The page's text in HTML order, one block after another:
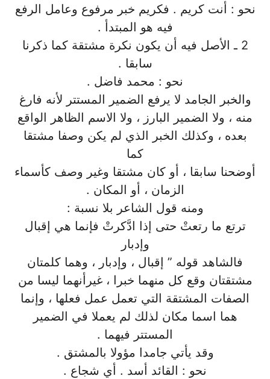
نحو : أنت كريم . فكريم خبر مرفوع وعامل الرفع
فيه هو المبتدأ .
2 ـ الأصل فيه أن يكون نكرة مشتقة كما ذكرنا
سابقا .
نحو : محمد فاضل .
والخبر الجامد لا يرفع الضمير المستتر لأنه فارغ
منه ، ولا الضمير البارز ، ولا الاسم الظاهر الواقع
بعده ، وكذلك الخبر الذي لم يكن وصفا مشتقا
كما
أوضحنا سابقا ، أو كان مشتقا وغير وصف كأسماء
الزمان ، أو المكان .
ومنه قول الشاعر بلا نسبة :
ترتع ما رتعتْ حتى إذا ادَّكرتْ فإنما هي إقبال
وإدبار
فالشاهد قوله ” إقبال ، وإدبار ، وهما كلمتان
مشتقتان وقع كل منهما خبرا ، غيرأنهما ليسا من
الصفات المشتقة التي تعمل عمل فعلها ، وإنما
هما اسما مكان لذلك لم يعملا في الضمير
المستتر فيهما .
وقد يأتي جامدا مؤولا بالمشتق .
نحو : القائد أسد . أي شجاع .